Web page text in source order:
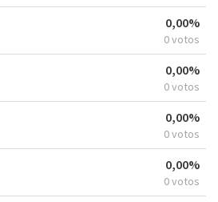
0,00%
0 votos
0,00%
0 votos
0,00%
0 votos
0,00%
0 votos